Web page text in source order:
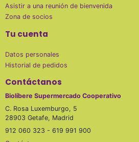
Asistir a una reunión de bienvenida
Zona de socios
Tu cuenta
Datos personales
Historial de pedidos
Contáctanos
Biolíbere Supermercado Cooperativo
C. Rosa Luxemburgo, 5
28903 Getafe, Madrid
912 060 323 - 619 991 900